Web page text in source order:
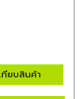
ทียบสินค้า